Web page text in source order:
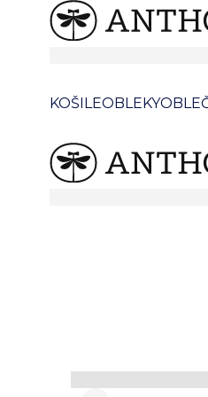
KOŠILEOBLEKY
Anthonys / Doplňky /
Černý vlněný vázací